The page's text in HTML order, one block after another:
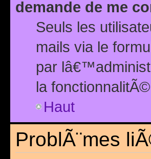
demande de me
Seuls les
mails via le
par
la
Haut
ProblÃ¨mes